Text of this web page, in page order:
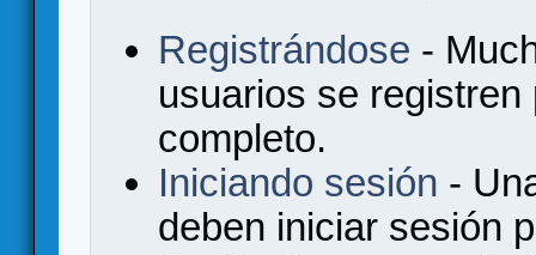
Registrándose -
usuarios se
completo.
Iniciando sesión -
deben iniciar sesión